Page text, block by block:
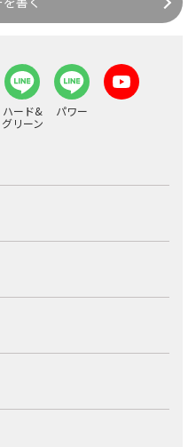
ハード&
グリーン
パワー